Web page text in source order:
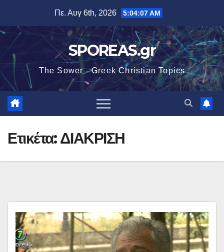
περιεχόμενο
Πε. Αυγ 6th, 2026 5:04:07 AM
SPOREAS.gr
The Sower - Greek Christian Topics
Ετικέτα:ΔΙΑΚΡΙΣΗ